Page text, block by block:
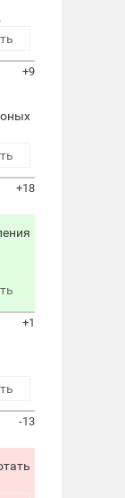
+9
+18
+1
-13